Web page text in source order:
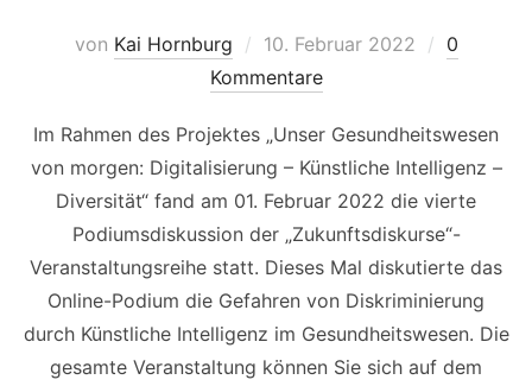
von Kai Hornburg
Veröffentlicht
am
10. Februar 2022
0
Kommentare
Im Rahmen des Projektes „Unser Gesundheitswesen
von morgen: Digitalisierung – Künstliche Intelligenz –
Diversität“ fand am 01. Februar 2022 die vierte
Podiumsdiskussion der „Zukunftsdiskurse“-
Veranstaltungsreihe statt. Dieses Mal diskutierte das
Online-Podium die Gefahren von Diskriminierung
durch Künstliche Intelligenz im Gesundheitswesen. Die
gesamte Veranstaltung können Sie sich auf dem